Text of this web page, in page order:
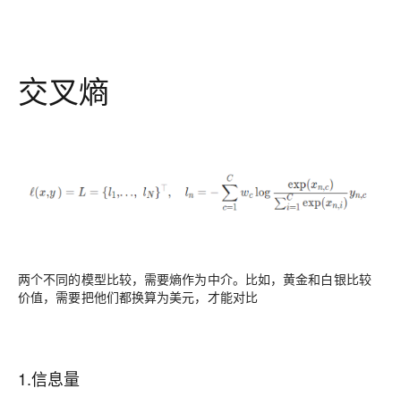
交叉熵
两个不同的模型比较，需要熵作为中介。比如，黄金和白银比较
价值，需要把他们都换算为美元，才能对比
1.信息量